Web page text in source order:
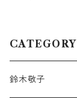
CATEGORY
鈴木敬子